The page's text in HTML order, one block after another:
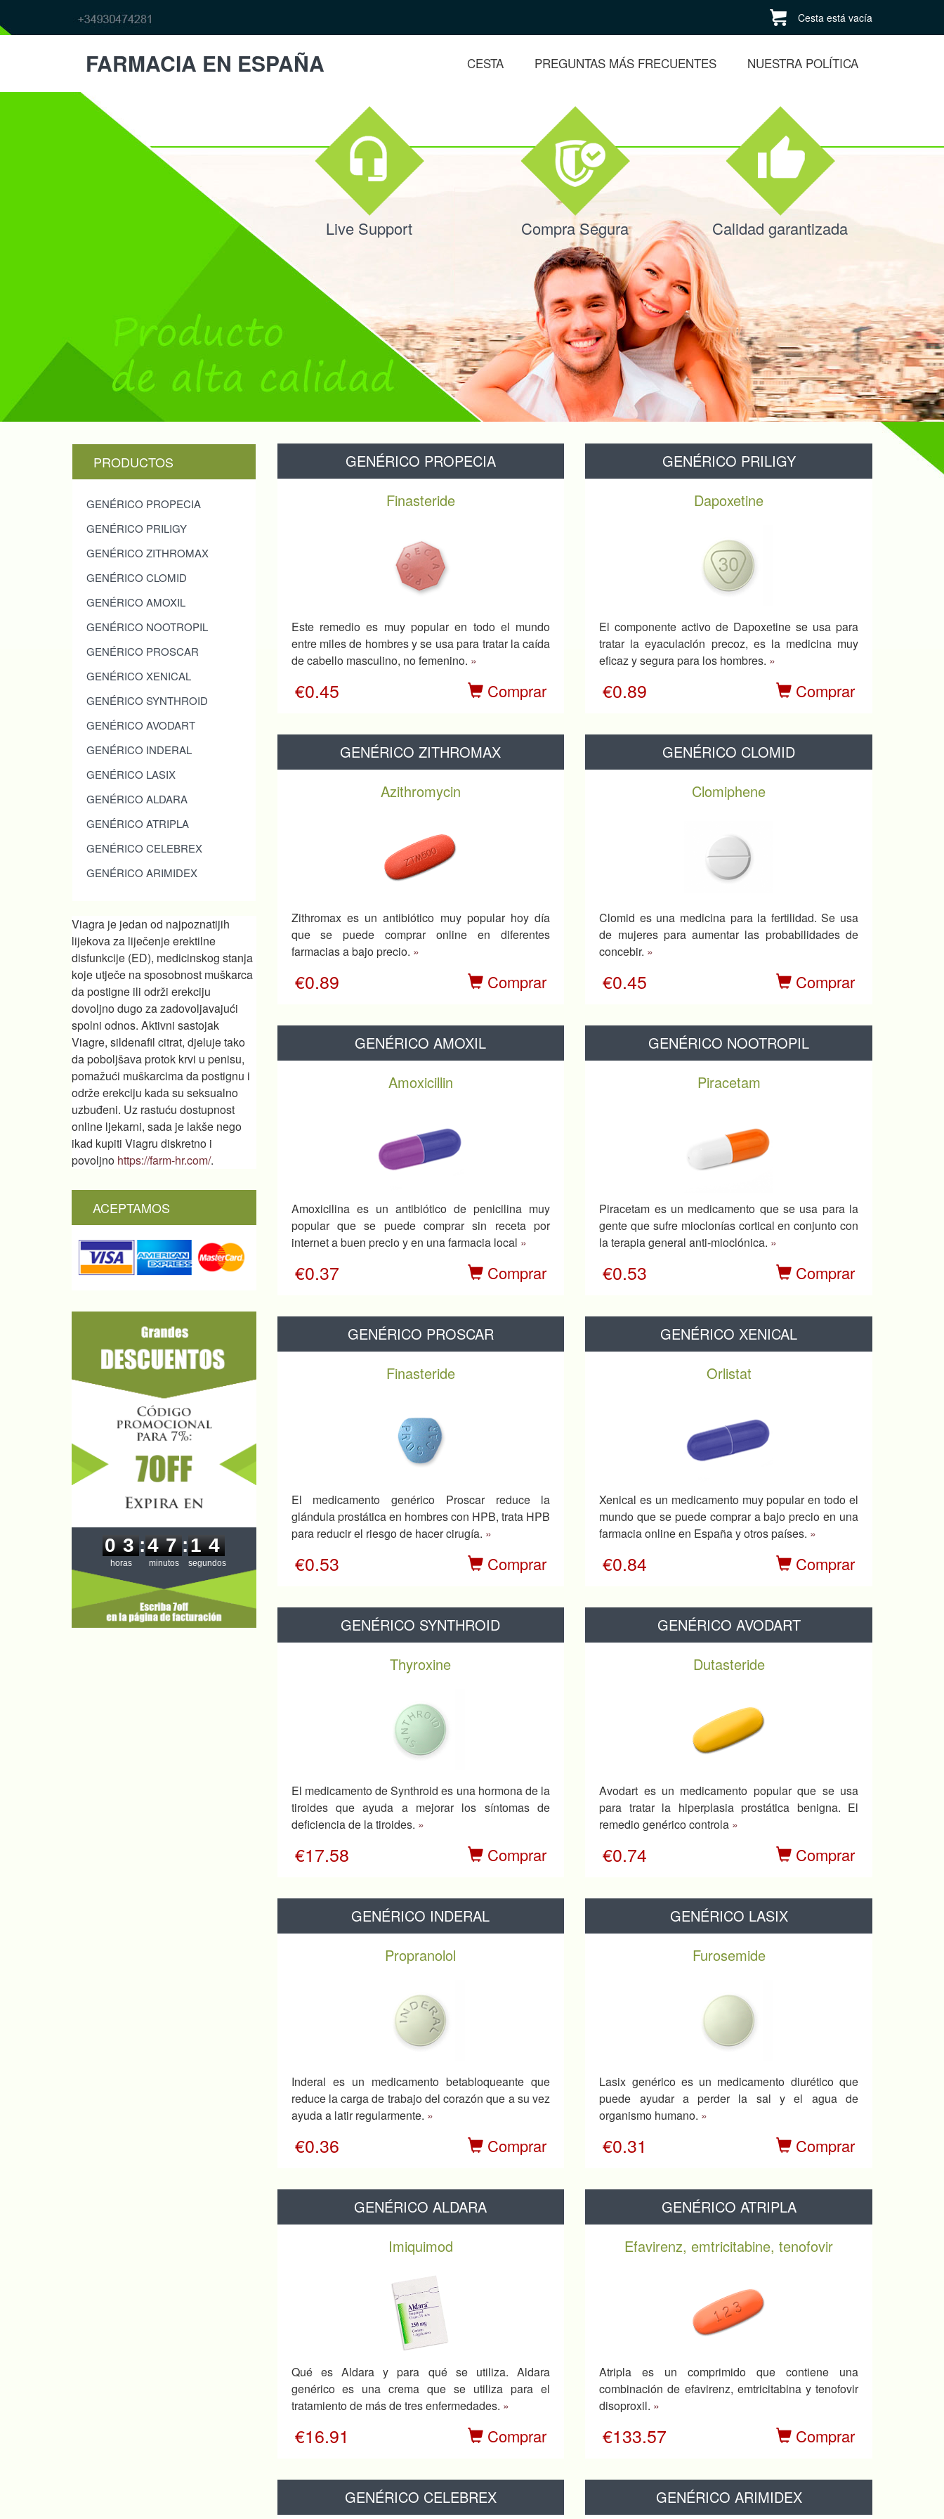
Cesta está vacía
FARMACIA EN ESPAÑA CESTA PREGUNTAS MÁS FRECUENTES NUESTRA POLÍTICA
Live Support Compra Segura Calidad garantizada
PRODUCTOS
GENÉRICO PROPECIA
GENÉRICO PRILIGY
GENÉRICO ZITHROMAX
GENÉRICO CLOMID
GENÉRICO AMOXIL
GENÉRICO NOOTROPIL
GENÉRICO PROSCAR
GENÉRICO XENICAL
GENÉRICO SYNTHROID
GENÉRICO AVODART
GENÉRICO INDERAL
GENÉRICO LASIX
GENÉRICO ALDARA
GENÉRICO ATRIPLA
GENÉRICO CELEBREX
GENÉRICO ARIMIDEX
Viagra je jedan od najpoznatijih
lijekova za liječenje erektilne
disfunkcije (ED), medicinskog stanja
koje utječe na sposobnost muškarca
da postigne ili održi erekciju
dovoljno dugo za zadovoljavajući
spolni odnos. Aktivni sastojak
Viagre, sildenafil citrat, djeluje tako
da poboljšava protok krvi u penisu,
pomažući muškarcima da postignu i
održe erekciju kada su seksualno
uzbuđeni. Uz rastuću dostupnost
online ljekarni, sada je lakše nego
ikad kupiti Viagru diskretno i
povoljno https://farm-hr.com/.
ACEPTAMOS
0
0
3
3
horas
:
4
4
7
7
minutos
:
1
1 3
4
segundos
GENÉRICO PROPECIA
Finasteride
Este remedio es muy popular en todo el mundo
entre miles de hombres y se usa para tratar la caída
de cabello masculino, no femenino. »
€0.45 Comprar
GENÉRICO PRILIGY
Dapoxetine
El componente activo de Dapoxetine se usa para
tratar la eyaculación precoz, es la medicina muy
eficaz y segura para los hombres. »
€0.89 Comprar
GENÉRICO ZITHROMAX
Azithromycin
Zithromax es un antibiótico muy popular hoy día
que se puede comprar online en diferentes
farmacias a bajo precio. »
€0.89 Comprar
GENÉRICO CLOMID
Clomiphene
Clomid es una medicina para la fertilidad. Se usa
de mujeres para aumentar las probabilidades de
concebir. »
€0.45 Comprar
GENÉRICO AMOXIL
Amoxicillin
Amoxicilina es un antibiótico de penicilina muy
popular que se puede comprar sin receta por
internet a buen precio y en una farmacia local »
€0.37 Comprar
GENÉRICO NOOTROPIL
Piracetam
Piracetam es un medicamento que se usa para la
gente que sufre mioclonías cortical en conjunto con
la terapia general anti-mioclónica. »
€0.53 Comprar
GENÉRICO PROSCAR
Finasteride
El medicamento genérico Proscar reduce la
glándula prostática en hombres con HPB, trata HPB
para reducir el riesgo de hacer cirugía. »
€0.53 Comprar
GENÉRICO XENICAL
Orlistat
Xenical es un medicamento muy popular en todo el
mundo que se puede comprar a bajo precio en una
farmacia online en España y otros países. »
€0.84 Comprar
GENÉRICO SYNTHROID
Thyroxine
El medicamento de Synthroid es una hormona de la
tiroides que ayuda a mejorar los síntomas de
deficiencia de la tiroides. »
€17.58 Comprar
GENÉRICO AVODART
Dutasteride
Avodart es un medicamento popular que se usa
para tratar la hiperplasia prostática benigna. El
remedio genérico controla »
€0.74 Comprar
GENÉRICO INDERAL
Propranolol
Inderal es un medicamento betabloqueante que
reduce la carga de trabajo del corazón que a su vez
ayuda a latir regularmente. »
€0.36 Comprar
GENÉRICO LASIX
Furosemide
Lasix genérico es un medicamento diurético que
puede ayudar a perder la sal y el agua de
organismo humano. »
€0.31 Comprar
GENÉRICO ALDARA
Imiquimod
Qué es Aldara y para qué se utiliza. Aldara
genérico es una crema que se utiliza para el
tratamiento de más de tres enfermedades. »
€16.91 Comprar
GENÉRICO ATRIPLA
Efavirenz, emtricitabine, tenofovir
Atripla es un comprimido que contiene una
combinación de efavirenz, emtricitabina y tenofovir
disoproxil. »
€133.57 Comprar
GENÉRICO CELEBREX GENÉRICO ARIMIDEX